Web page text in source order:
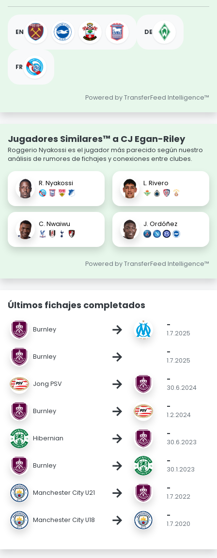
EN DE
FR
Powered by TransferFeed Intelligence™
Jugadores Similares™ a CJ Egan-Riley
Roggerio Nyakossi es el jugador más parecido según nuestro
análisis de rumores de fichajes y conexiones entre clubes.
R. Nyakossi L. Rivero
C. Nwaiwu J. Ordóñez
Powered by TransferFeed Intelligence™
Últimos fichajes completados
Burnley → -
1.7.2025
Burnley → -
1.7.2025
Jong PSV → -
30.6.2024
Burnley → -
1.2.2024
Hibernian → -
30.6.2023
Burnley → -
30.1.2023
Manchester City U21 → -
1.7.2022
Manchester City U18 → -
1.7.2020